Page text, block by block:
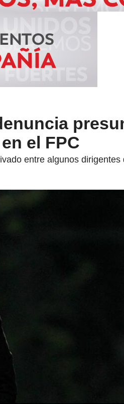
el FPC
entre algunos dirigentes